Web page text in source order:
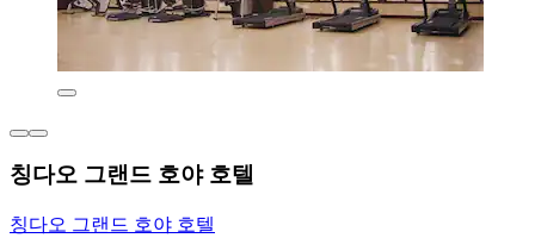
칭다오 그랜드 호야 호텔
칭다오 그랜드 호야 호텔